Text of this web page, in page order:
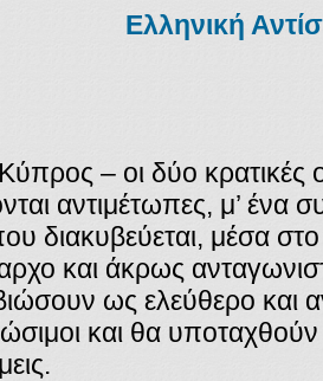
Ελληνική
– οι δύο κρατικές
αντιμέτωπες, μ’ ένα
διακυβεύεται, μέσα
και άκρως
ως ελεύθερο και
και θα